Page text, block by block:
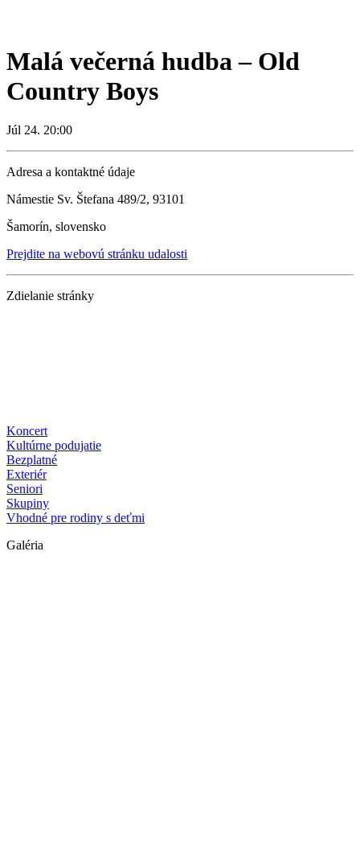
Malá večerná hudba – Old
Country Boys
Júl 24. 20:00
Adresa a kontaktné údaje
Námestie Sv. Štefana 489/2, 93101
Šamorín, slovensko
Prejdite na webovú stránku udalosti
Zdielanie stránky
Koncert
Kultúrne podujatie
Bezplatné
Exteriér
Seniori
Skupiny
Vhodné pre rodiny s deťmi
Galéria